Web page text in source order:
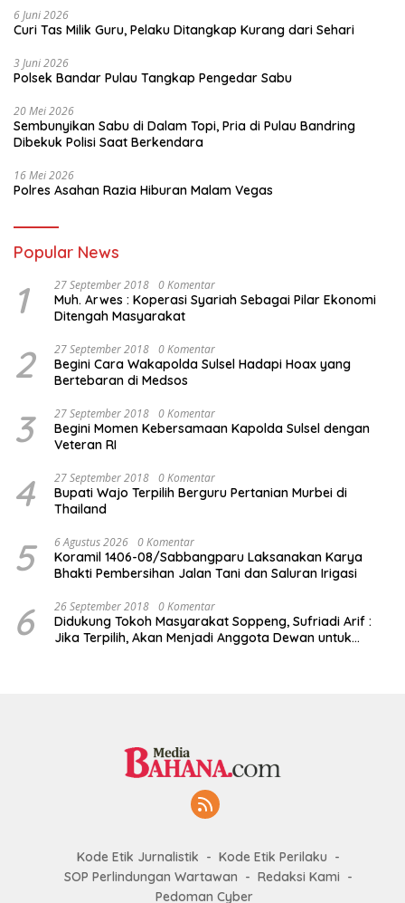
6 Juni 2026
Curi Tas Milik Guru, Pelaku Ditangkap Kurang dari Sehari
3 Juni 2026
Polsek Bandar Pulau Tangkap Pengedar Sabu
20 Mei 2026
Sembunyikan Sabu di Dalam Topi, Pria di Pulau Bandring
Dibekuk Polisi Saat Berkendara
16 Mei 2026
Polres Asahan Razia Hiburan Malam Vegas
Popular News
1 27 September 2018 0 Komentar
Muh. Arwes : Koperasi Syariah Sebagai Pilar Ekonomi
Ditengah Masyarakat
2 27 September 2018 0 Komentar
Begini Cara Wakapolda Sulsel Hadapi Hoax yang
Bertebaran di Medsos
3 27 September 2018 0 Komentar
Begini Momen Kebersamaan Kapolda Sulsel dengan
Veteran RI
4 27 September 2018 0 Komentar
Bupati Wajo Terpilih Berguru Pertanian Murbei di
Thailand
5 6 Agustus 2026 0 Komentar
Koramil 1406-08/Sabbangparu Laksanakan Karya
Bhakti Pembersihan Jalan Tani dan Saluran Irigasi
6 26 September 2018 0 Komentar
Didukung Tokoh Masyarakat Soppeng, Sufriadi Arif :
Jika Terpilih, Akan Menjadi Anggota Dewan untuk
Kode Etik Jurnalistik
Kode Etik Perilaku
SOP Perlindungan Wartawan
Redaksi Kami
Pedoman Cyber